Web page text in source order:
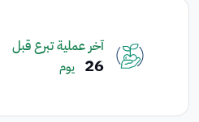
آخر عملية تبرع قبل
26 يوم